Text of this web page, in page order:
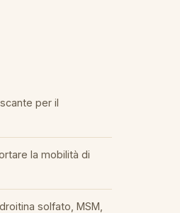
per il
la mobilità di
solfato, MSM,